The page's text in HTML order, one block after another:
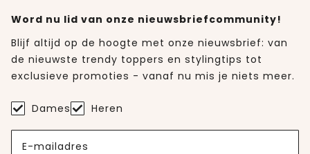
Word nu lid van onze nieuwsbriefcommunity!
Blijf altijd op de hoogte met onze nieuwsbrief: van
de nieuwste trendy toppers en stylingtips tot
exclusieve promoties - vanaf nu mis je niets meer.
Dames Heren
E-mailadres